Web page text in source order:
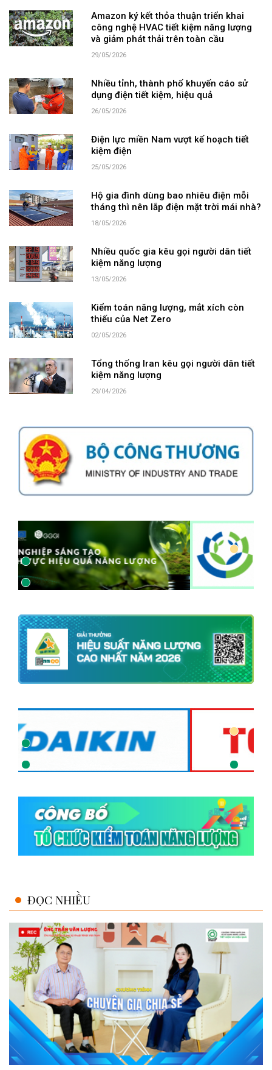
Amazon ký kết thỏa thuận triển khai
công nghệ HVAC tiết kiệm năng lượng
và giảm phát thải trên toàn cầu
29/05/2026
Nhiều tỉnh, thành phố khuyến cáo sử
dụng điện tiết kiệm, hiệu quả
26/05/2026
Điện lực miền Nam vượt kế hoạch tiết
kiệm điện
25/05/2026
Hộ gia đình dùng bao nhiêu điện mỗi
tháng thì nên lắp điện mặt trời mái nhà?
18/05/2026
Nhiều quốc gia kêu gọi người dân tiết
kiệm năng lượng
13/05/2026
Kiểm toán năng lượng, mắt xích còn
thiếu của Net Zero
02/05/2026
Tổng thống Iran kêu gọi người dân tiết
kiệm năng lượng
29/04/2026
ĐỌC NHIỀU